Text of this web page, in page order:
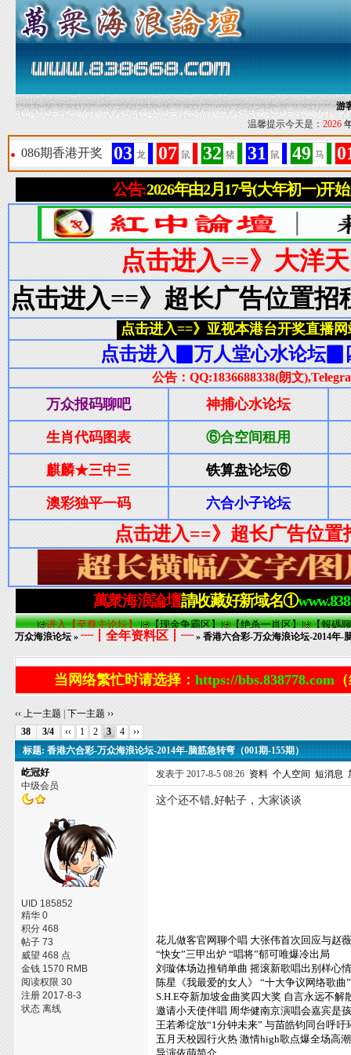
游
温馨提示今天是： 2026
万众海浪论坛 »┈┋全年资料区┋┈» 香港六合彩-万众海浪论坛-2014年-
当网络繁忙时请选择： https://bbs.838778.com
‹‹ 上一主题 |下一主题 ››
38
3/4 ‹‹ 1 2 3 4
››
标题: 香港六合彩-万众海浪论坛-2014年-脑筋急转弯（001期-155期）
屹冠好
中级会员
UID 185852
精华 0
积分 468
帖子 73
威望 468 点
金钱 1570 RMB
阅读权限 30
注册 2017-8-3
状态 离线
发表于 2017-8-5 08:26 资料 个人空间 短消息
这个还不错,好帖子，大家谈谈
花儿做客官网聊个唱 大张伟首次回应与赵
“快女”三甲出炉 “唱将”郁可唯爆冷出局
刘璇体场边推销单曲 摇滚新歌唱出别样心
陈星《我最爱的女人》 “十大争议网络歌曲
S.H.E夺新加坡金曲奖四大奖 自言永远不解
邀请小天使伴唱 周华健南京演唱会嘉宾是
王若希绽放“1分钟未来” 与苗皓钧同台呼吁
五月天校园行火热 激情high歌点爆全场高潮